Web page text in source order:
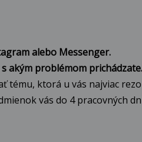
alebo Messenger.
akým problémom prichádzate.
tému, ktorá u vás najviac
vás do 4 pracovných